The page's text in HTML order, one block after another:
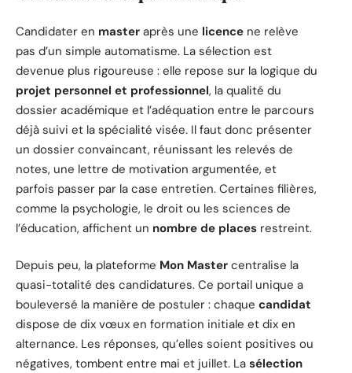
Candidater en master après une licence ne relève
pas d’un simple automatisme. La sélection est
devenue plus rigoureuse : elle repose sur la logique du
projet personnel et professionnel, la qualité du
dossier académique et l’adéquation entre le parcours
déjà suivi et la spécialité visée. Il faut donc présenter
un dossier convaincant, réunissant les relevés de
notes, une lettre de motivation argumentée, et
parfois passer par la case entretien. Certaines filières,
comme la psychologie, le droit ou les sciences de
l’éducation, affichent un nombre de places restreint.
Depuis peu, la plateforme Mon Master centralise la
quasi-totalité des candidatures. Ce portail unique a
bouleversé la manière de postuler : chaque candidat
dispose de dix vœux en formation initiale et dix en
alternance. Les réponses, qu’elles soient positives ou
négatives, tombent entre mai et juillet. La sélection